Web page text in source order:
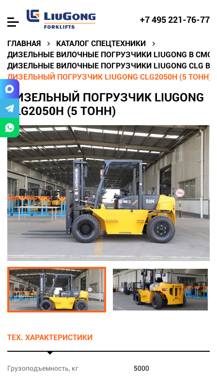
+7 495 221-76-77
ГЛАВНАЯ
КАТАЛОГ СПЕЦТЕХНИКИ
ДИЗЕЛЬНЫЕ ВИЛОЧНЫЕ ПОГРУЗЧИКИ LIUGONG В
ДИЗЕЛЬНЫЕ ВИЛОЧНЫЕ ПОГРУЗЧИКИ LIUGONG CLG В
ДИЗЕЛЬНЫЙ ПОГРУЗЧИК LIUGONG CLG2050H (5 ТОНН)
ДИЗЕЛЬНЫЙ ПОГРУЗЧИК LIUGONG
CLG2050H (5 ТОНН)
ТЕХ. ХАРАКТЕРИСТИКИ
Грузоподъемность, кг
5000